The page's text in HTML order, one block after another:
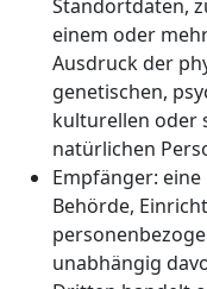
Standortdaten,
einem oder
Ausdruck der
genetischen,
kulturellen oder
natürlichen
Empfänger:
Behörde,
unabhängig